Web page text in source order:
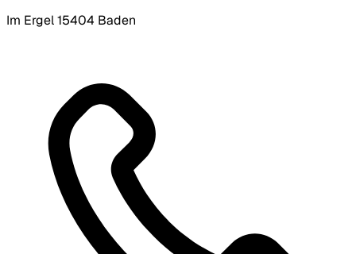
Im Ergel 15404 Baden